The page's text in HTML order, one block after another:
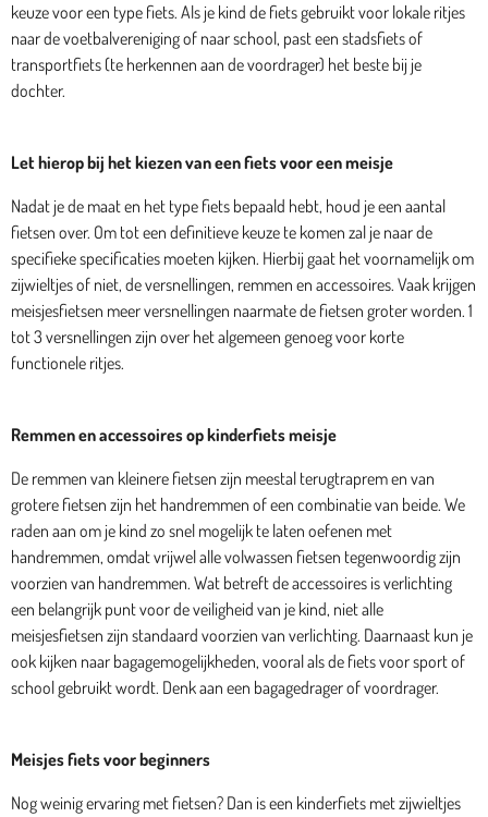
keuze voor een type fiets. Als je kind de fiets gebruikt voor lokale ritjes
naar de voetbalvereniging of naar school, past een stadsfiets of
transportfiets (te herkennen aan de voordrager) het beste bij je
dochter.
Let hierop bij het kiezen van een fiets voor een meisje
Nadat je de maat en het type fiets bepaald hebt, houd je een aantal
fietsen over. Om tot een definitieve keuze te komen zal je naar de
specifieke specificaties moeten kijken. Hierbij gaat het voornamelijk om
zijwieltjes of niet, de versnellingen, remmen en accessoires. Vaak krijgen
meisjesfietsen meer versnellingen naarmate de fietsen groter worden. 1
tot 3 versnellingen zijn over het algemeen genoeg voor korte
functionele ritjes.
Remmen en accessoires op kinderfiets meisje
De remmen van kleinere fietsen zijn meestal terugtraprem en van
grotere fietsen zijn het handremmen of een combinatie van beide. We
raden aan om je kind zo snel mogelijk te laten oefenen met
handremmen, omdat vrijwel alle volwassen fietsen tegenwoordig zijn
voorzien van handremmen. Wat betreft de accessoires is verlichting
een belangrijk punt voor de veiligheid van je kind, niet alle
meisjesfietsen zijn standaard voorzien van verlichting. Daarnaast kun je
ook kijken naar bagagemogelijkheden, vooral als de fiets voor sport of
school gebruikt wordt. Denk aan een bagagedrager of voordrager.
Meisjes fiets voor beginners
Nog weinig ervaring met fietsen? Dan is een kinderfiets met zijwieltjes